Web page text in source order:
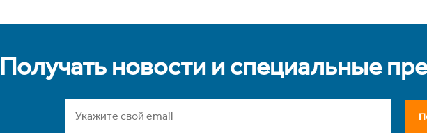
Получать новости и специальные